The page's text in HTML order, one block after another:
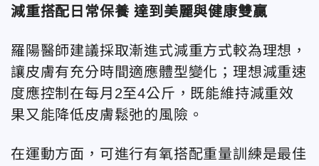
減重搭配日常保養 達到美麗與健康雙贏
羅陽醫師建議採取漸進式減重方式較為理想，
讓皮膚有充分時間適應體型變化；理想減重速
度應控制在每月2至4公斤，既能維持減重效
果又能降低皮膚鬆弛的風險。
在運動方面，可進行有氧搭配重量訓練是最佳